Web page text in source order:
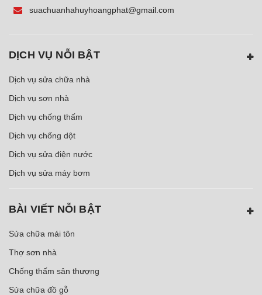
suachuanhahuyhoangphat@gmail.com
DỊCH VỤ NỖI BẬT
Dịch vụ sửa chữa nhà
Dịch vụ sơn nhà
Dịch vụ chống thấm
Dịch vụ chống dột
Dịch vụ sửa điện nước
Dịch vụ sửa máy bơm
BÀI VIẾT NỖI BẬT
Sửa chữa mái tôn
Thợ sơn nhà
Chống thấm sân thượng
Sửa chữa đồ gỗ